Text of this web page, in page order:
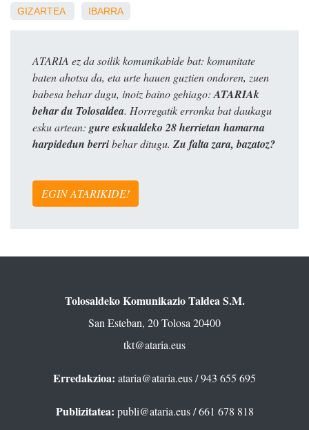
GIZARTEA IBARRA
ATARIA ez da soilik komunikabide bat: komunitate
baten ahotsa da, eta urte hauen guztien ondoren, zuen
babesa behar dugu, inoiz baino gehiago: ATARIAk
behar du Tolosaldea. Horregatik erronka bat daukagu
esku artean: gure eskualdeko 28 herrietan hamarna
harpidedun berribehar ditugu. Zu falta zara, bazatoz?
EGIN ATARIKIDE!
Tolosaldeko Komunikazio Taldea S.M.
San Esteban, 20 Tolosa 20400
tkt@ataria.eus
Erredakzioa: ataria@ataria.eus/ 943 655 695
Publizitatea: publi@ataria.eus/ 661 678 818